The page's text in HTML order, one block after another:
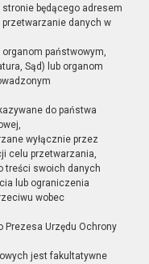
będącego adresem
danych w
państwowym,
Sąd) lub organom
do państwa
wyłącznie przez
celu przetwarzania,
treści swoich danych
lub ograniczenia
wobec
Prezesa Urzędu Ochrony
jest fakultatywne